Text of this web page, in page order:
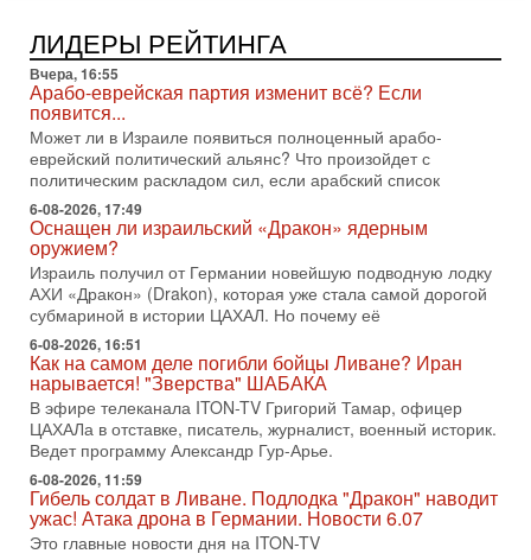
02/08/2026
Президент США Дональд Трамп сегодня заявил об отмене
подготовленного удара по Ирану после обращений
Тегерана и других стран региона. По его словам,
1-08-2026, 17:50
«Русский голос» Израиля: кто заберет его на этот
раз?
Голоса русскоязычных репатриантов не раз кардинально
меняли политический ландшафт Израиля. Достаточно
вспомнить взлет партии «Исраэль ба-алия», когда
31-07-2026, 17:00
Тайны закрытых дверей: о чём на самом деле
молчат Трамп и Нетаньяху?
Недавний визит премьер-министра Израиля Биньямина
Нетаньяху в США и его встреча с Дональдом Трампом
оставили больше вопросов, чем ответов. Полная
31-07-2026, 15:18
Иран готовит покушение на Нетаниягу! Трамп не
хочет эскалации, но КСИР готовит взрыв!
В эфире телеканала ITON-TV СЕРГЕЙ МИГДАЛЬ, эксперт
по вопросам безопасности, офицер запаса
Международного управления полиции Израиля, автор
ЛИДЕРЫ РЕЙТИНГА
Вчера, 16:55
Арабо-еврейская партия изменит всё? Если
появится...
Может ли в Израиле появиться полноценный арабо-
еврейский политический альянс? Что произойдет с
политическим раскладом сил, если арабский список
6-08-2026, 17:49
Оснащен ли израильский «Дракон» ядерным
оружием?
Израиль получил от Германии новейшую подводную лодку
АХИ «Дракон» (Drakon), которая уже стала самой дорогой
субмариной в истории ЦАХАЛ. Но почему её
6-08-2026, 16:51
Как на самом деле погибли бойцы Ливане? Иран
нарывается! "Зверства" ШАБАКА
В эфире телеканала ITON-TV Григорий Тамар, офицер
ЦАХАЛа в отставке, писатель, журналист, военный историк.
Ведет программу Александр Гур-Арье.
6-08-2026, 11:59
Гибель солдат в Ливане. Подлодка "Дракон" наводит
ужас! Атака дрона в Германии. Новости 6.07
Это главные новости дня на ITON-TV